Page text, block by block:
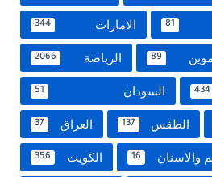
81 الامارات 344
89 الرياضة 2066
434 السودان 51
الطقس 137 العراق 37
والاسنان 16 الكويت 356